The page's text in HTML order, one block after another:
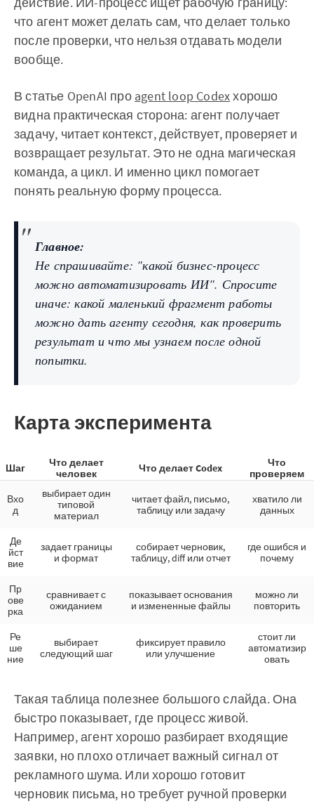
что агент может делать сам, что делает только
после проверки, что нельзя отдавать модели
вообще.
В статье OpenAI про agent loop Codexхорошо
видна практическая сторона: агент получает
задачу, читает контекст, действует, проверяет и
возвращает результат. Это не одна магическая
команда, а цикл. И именно цикл помогает
понять реальную форму процесса.
Главное:
Не спрашивайте: "какой бизнес-процесс
можно автоматизировать ИИ". Спросите
иначе: какой маленький фрагмент работы
можно дать агенту сегодня, как проверить
результат и что мы узнаем после одной
попытки.
Карта эксперимента
Шаг
Что делает
человек
Что делает Codex
Что
проверяем
Вхо
д
выбирает один
типовой
материал
читает файл, письмо,
таблицу или задачу
хватило ли
данных
Де
йст
вие
задает границы
и формат
собирает черновик,
таблицу, diff или отчет
где ошибся и
почему
Пр
ове
рка
сравнивает с
ожиданием
показывает основания
и измененные файлы
можно ли
повторить
Ре
ше
ние
выбирает
следующий шаг
фиксирует правило
или улучшение
стоит ли
автоматизир
овать
Такая таблица полезнее большого слайда. Она
быстро показывает, где процесс живой.
Например, агент хорошо разбирает входящие
заявки, но плохо отличает важный сигнал от
рекламного шума. Или хорошо готовит
черновик письма, но требует ручной проверки